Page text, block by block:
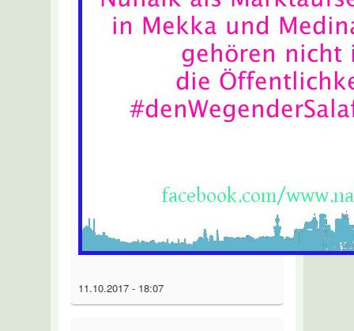
11.10.2017 - 18:07